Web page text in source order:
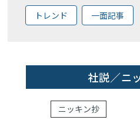
トレンド 一面記事
社説／ニ
ニッキン抄